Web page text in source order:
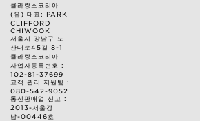
클라랑스코리아
(유) 대표: PARK
CLIFFORD
CHIWOOK
서울시 강남구 도
산대로45길 8-1
클라랑스코리아
사업자등록번호 :
102-81-37699
고객 관리 지원팀 :
080-542-9052
통신판매업 신고 :
2013-서울강
남-00446호